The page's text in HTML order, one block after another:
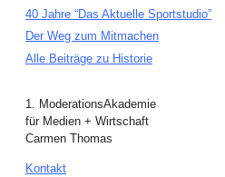
40 Jahre “Das Aktuelle Sportstudio”
Der Weg zum Mitmachen
Alle Beiträge zu Historie
1. ModerationsAkademie
für Medien + Wirtschaft
Carmen Thomas
Kontakt